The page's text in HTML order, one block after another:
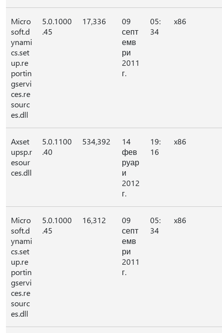
Micro
soft.d
ynami
cs.set
up.re
portin
gservi
ces.re
sourc
es.dll
5.0.1000
.45
17,336
09
септ
емв
ри
2011
г.
05:
34
x86
Axset
upsp.r
esour
ces.dll
5.0.1100
.40
534,392
14
фев
руар
и
2012
г.
19:
16
x86
Micro
soft.d
ynami
cs.set
up.re
portin
gservi
ces.re
sourc
es.dll
5.0.1000
.45
16,312
09
септ
емв
ри
2011
г.
05:
34
x86